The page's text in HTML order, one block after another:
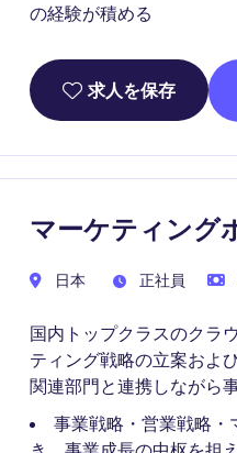
の経験が積める
求人を保存
マーケティング
日本 正社員
国内トップクラスのクラ
ティング戦略の立案およ
関連部門と連携しながら
事業戦略・営業戦略・